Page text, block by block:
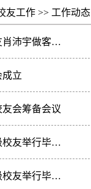
友工作 >> 工作动态
历文院八七级校友肖沛宇做客母院开展经验分享讲座
成立
会筹备会议
历文院历史系91级校友举行毕业二十周年返校聚会
历文院历史系04级校友举行毕业七周年返校聚会